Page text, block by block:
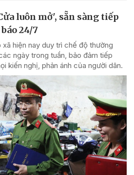
luôn mở', sẵn sàng tiếp
24/7
hiện nay duy trì chế độ thường
ngày trong tuần, bảo đảm tiếp
kiến nghị, phản ánh của người dân.